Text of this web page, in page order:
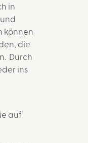
in
können
die
Durch
ins
auf